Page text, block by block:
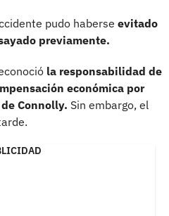
pudo haberse evitado
previamente.
la responsabilidad de
económica por
Connolly. Sin embargo, el